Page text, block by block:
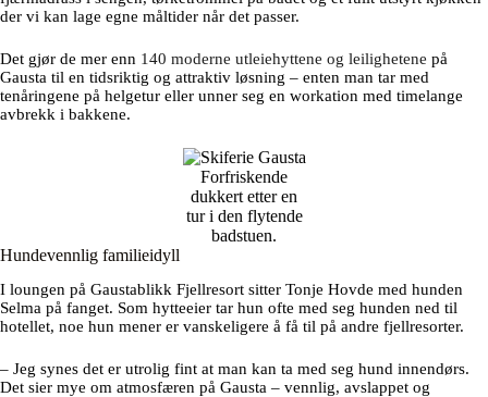
der vi kan lage egne måltider når det passer.
Det gjør de mer enn 140 moderne utleiehyttene og leilighetene på
Gausta til en tidsriktig og attraktiv løsning – enten man tar med
tenåringene på helgetur eller unner seg en workation med timelange
avbrekk i bakkene.
Forfriskende
dukkert etter en
tur i den flytende
badstuen.
Hundevennlig familieidyll
I loungen på Gaustablikk Fjellresort sitter Tonje Hovde med hunden
Selma på fanget. Som hytteeier tar hun ofte med seg hunden ned til
hotellet, noe hun mener er vanskeligere å få til på andre fjellresorter.
– Jeg synes det er utrolig fint at man kan ta med seg hund innendørs.
Det sier mye om atmosfæren på Gausta – vennlig, avslappet og